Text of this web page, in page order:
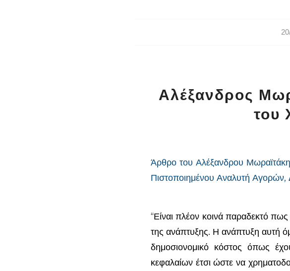
Αλέξανδρος
του
Άρθρο του Αλέξανδρου
Πιστοποιημένου Αναλυτή Αγορών,
“Είναι πλέον κοινά παραδεκτό
της ανάπτυξης. Η ανάπτυξη αυτή
δημοσιονομικό κόστος όπως
κεφαλαίων έτσι ώστε να